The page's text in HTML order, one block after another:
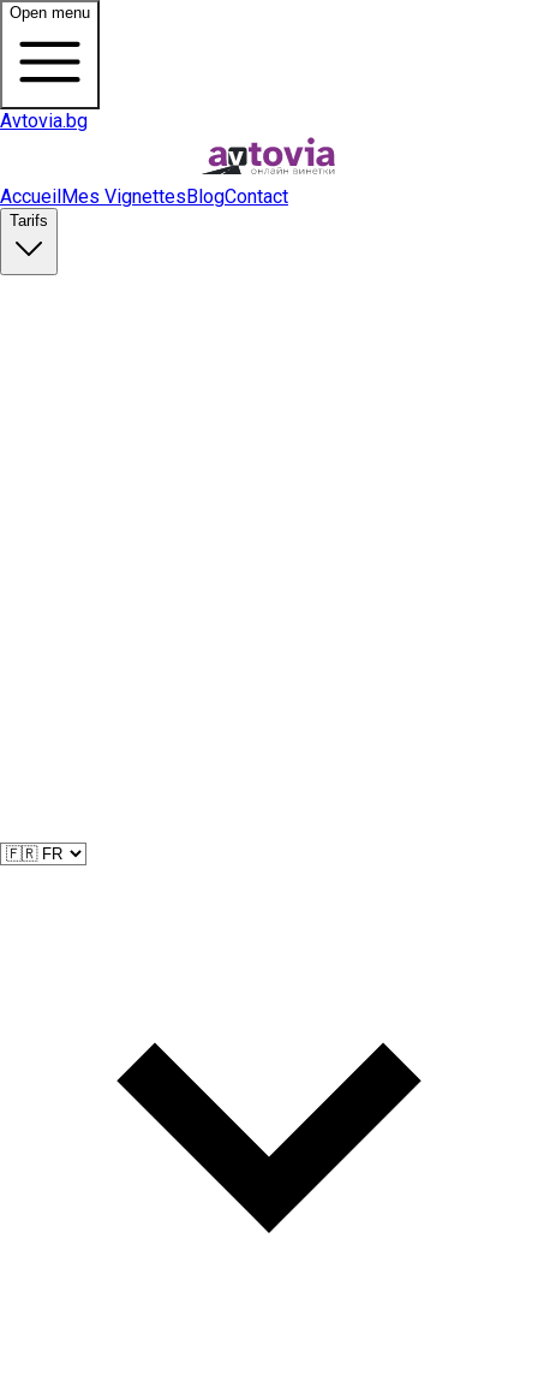
Open menu
Avtovia.bg
AccueilMes VignettesBlogContact
Tarifs